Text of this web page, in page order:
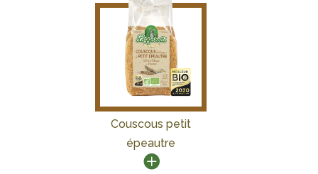
Couscous petit
épeautre